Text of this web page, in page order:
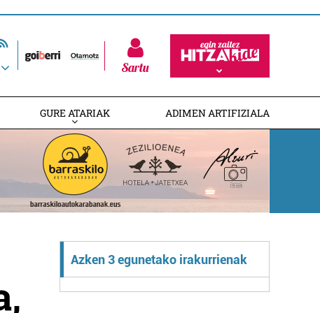
Sartu
GURE ATARIAK ADIMEN ARTIFIZIALA
Azken 3 egunetako irakurrienak